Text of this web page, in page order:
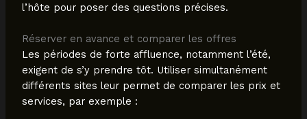
l’hôte pour poser des questions précises.
Réserver en avance et comparer les offres
Les périodes de forte affluence, notamment l’été,
exigent de s’y prendre tôt. Utiliser simultanément
différents sites leur permet de comparer les prix et
services, par exemple :